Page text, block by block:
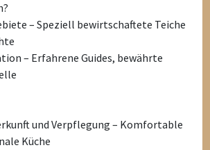
– Speziell bewirtschaftete Teiche
– Erfahrene Guides, bewährte
und Verpflegung – Komfortable
Küche